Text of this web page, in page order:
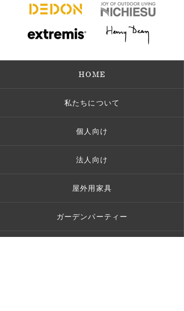
HOME
私たちについて
個人向け
法人向け
屋外用家具
ガーデンパーティー